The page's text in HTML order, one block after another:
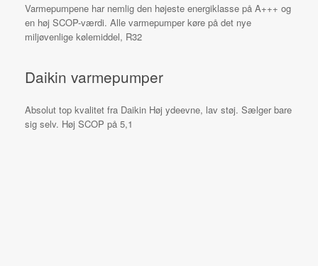
Varmepumpene har nemlig den højeste energiklasse på A+++ og
en høj SCOP-værdi. Alle varmepumper køre på det nye
miljøvenlige kølemiddel, R32
Daikin varmepumper
Absolut top kvalitet fra Daikin Høj ydeevne, lav støj. Sælger bare
sig selv. Høj SCOP på 5,1